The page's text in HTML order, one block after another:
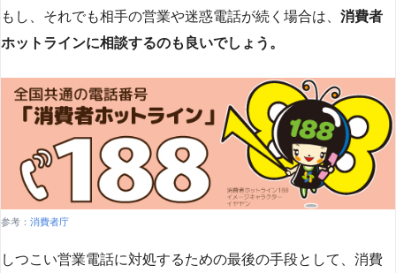
もし、それでも相手の営業や迷惑電話が続く場合は、 消費者
ホットラインに相談するのも良いでしょう。
参考： 消費者庁
しつこい営業電話に対処するための最後の手段として、消費